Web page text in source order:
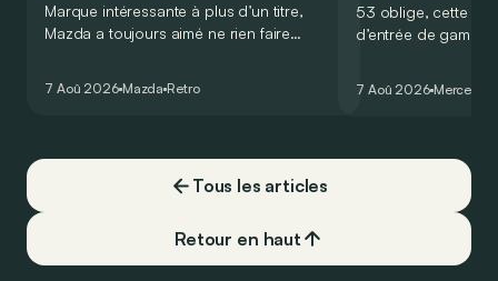
Marque intéressante à plus d’un titre,
Mazda a toujours aimé ne rien faire
de la plus belle des manières…
7 Aoû 2026 Mazda Retro
53 oblige, cette
d’entrée de
moins…
7 Aoû 2026 Mercedes
Tous les articles
Retour en haut